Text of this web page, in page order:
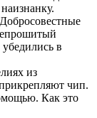
в
из
чип.
Как это